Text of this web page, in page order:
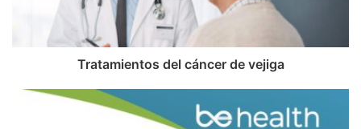
Tratamientos del cáncer de vejiga